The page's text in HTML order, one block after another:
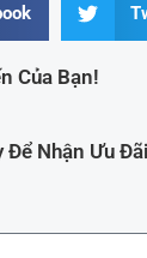
Của Bạn!
Để Nhận Ưu